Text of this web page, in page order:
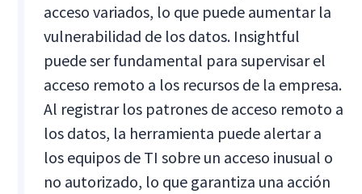
acceso variados, lo que puede aumentar la
vulnerabilidad de los datos. Insightful
puede ser fundamental para supervisar el
acceso remoto a los recursos de la empresa.
Al registrar los patrones de acceso remoto a
los datos, la herramienta puede alertar a
los equipos de TI sobre un acceso inusual o
no autorizado, lo que garantiza una acción